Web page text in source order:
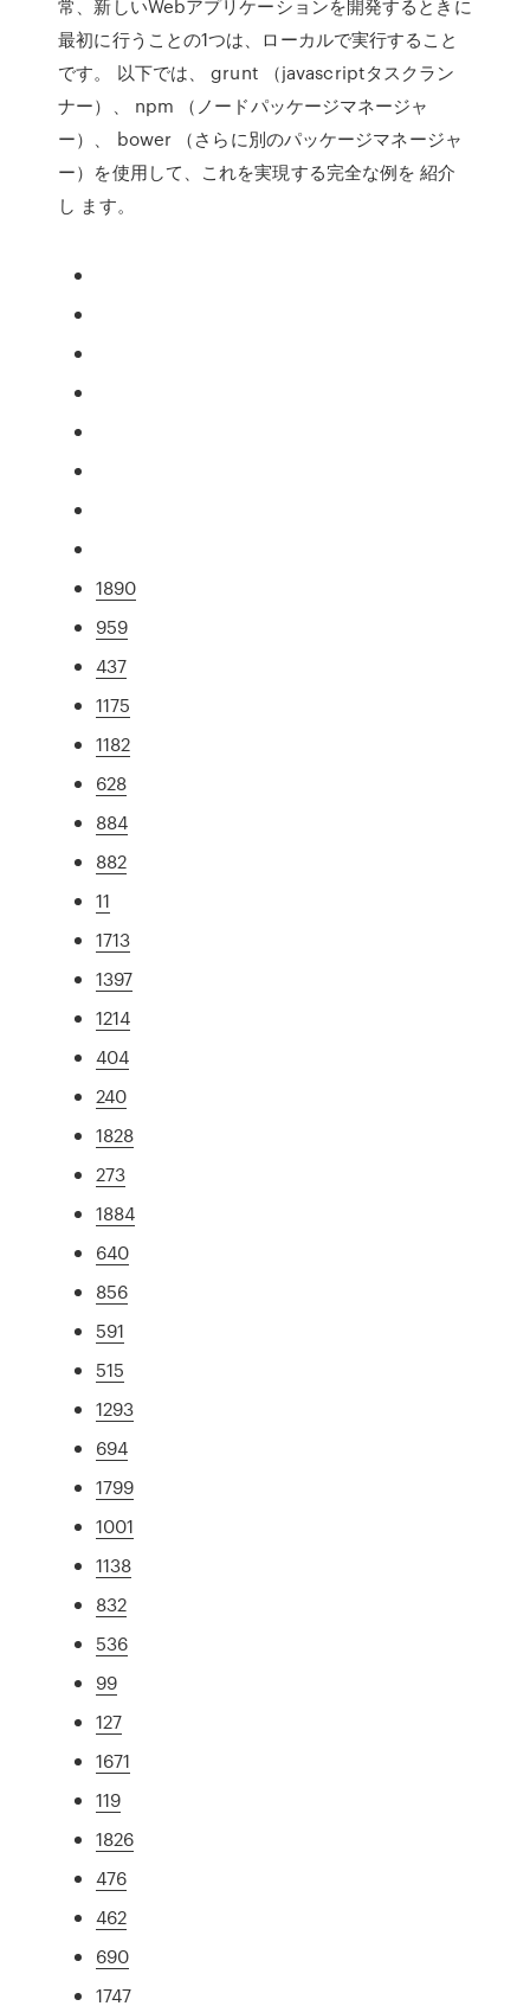
常、新しいWebアプリケーションを開発するときに
最初に行うことの1つは、ローカルで実行すること
です。 以下では、 grunt （javascriptタスクラン
ナー）、 npm （ノードパッケージマネージャ
ー）、 bower （さらに別のパッケージマネージャ
ー）を使用して、これを実現する完全な例を 紹介
し ます。
1890
959
437
1175
1182
628
884
882
11
1713
1397
1214
404
240
1828
273
1884
640
856
591
515
1293
694
1799
1001
1138
832
536
99
127
1671
119
1826
476
462
690
1747